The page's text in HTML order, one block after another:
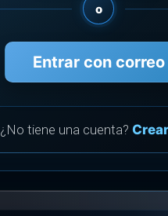
o
Entrar con correo
¿No tiene una cuenta?